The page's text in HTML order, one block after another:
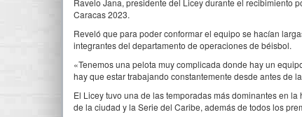
Ravelo Jana, presidente del Licey durante el recibimiento
Caracas 2023.
Reveló que para poder conformar el equipo se hacían
integrantes del departamento de operaciones de béisbol.
«Tenemos una pelota muy complicada donde hay un
hay que estar trabajando constantemente desde antes de
El Licey tuvo una de las temporadas más dominantes en
de la ciudad y la Serie del Caribe, además de todos los